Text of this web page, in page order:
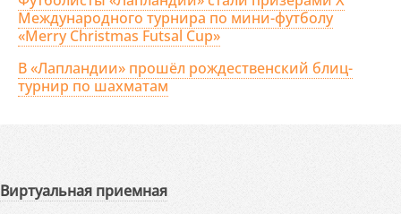
Международного турнира по мини-футболу
«Merry Christmas Futsal Cup»
В «Лапландии» прошёл рождественский блиц-
турнир по шахматам
Виртуальная приемная